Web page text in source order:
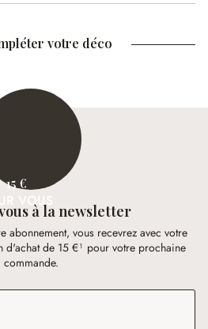
votre déco
15 €
VOUS
à la newsletter
abonnement, vous recevrez avec votre
d'achat de 15 €¹ pour votre prochaine
commande.